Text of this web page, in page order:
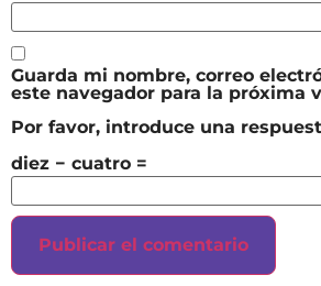
Guarda mi nombre, correo
este navegador para la próxima
Por favor, introduce una
diez − cuatro =